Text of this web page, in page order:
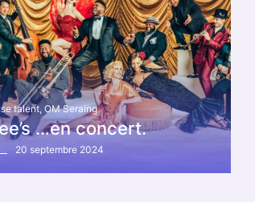
talent, OM Seraing
…en concert.
20 septembre 2024